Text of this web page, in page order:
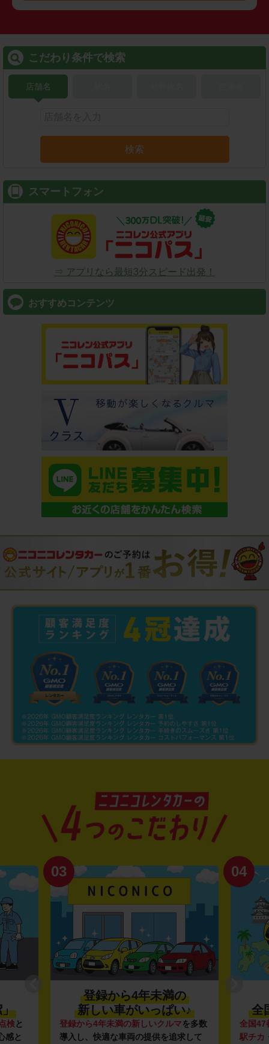
こだわり条件で検索
店舗名
検索
スマートフォン
⇒ アプリなら最短3分スピード出発！
おすすめコンテンツ
」
検と
感と
03
登録から4年未満の
新しい車がいっぱい♪
登録から4年未満の新しいクルマを多数
導入し、快適な車両の提供を追求して
04
全
全国47
駅チカ